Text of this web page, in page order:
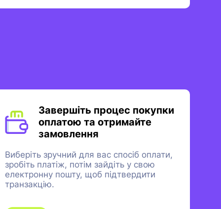
Завершіть процес покупки
оплатою та отримайте
замовлення
Виберіть зручний для вас спосіб оплати,
зробіть платіж, потім зайдіть у свою
електронну пошту, щоб підтвердити
транзакцію.